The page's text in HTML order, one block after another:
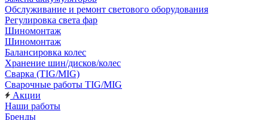
Обслуживание и ремонт светового оборудования
Регулировка света фар
Шиномонтаж
Шиномонтаж
Балансировка колес
Хранение шин/дисков/колес
Сварка (TIG/MIG)
Сварочные работы TIG/MIG
Акции
Наши работы
Бренды